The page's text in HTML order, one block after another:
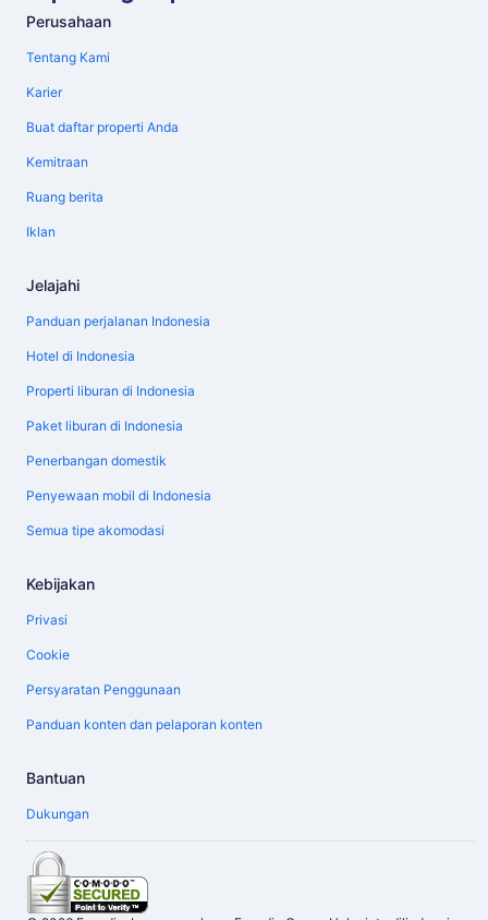
Perusahaan
Tentang Kami
Karier
Buat daftar properti Anda
Kemitraan
Ruang berita
Iklan
Jelajahi
Panduan perjalanan Indonesia
Hotel di Indonesia
Properti liburan di Indonesia
Paket liburan di Indonesia
Penerbangan domestik
Penyewaan mobil di Indonesia
Semua tipe akomodasi
Kebijakan
Privasi
Cookie
Persyaratan Penggunaan
Panduan konten dan pelaporan konten
Bantuan
Dukungan